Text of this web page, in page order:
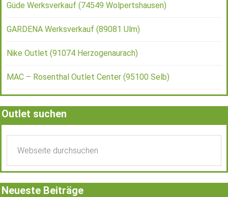
Güde Werksverkauf (74549 Wolpertshausen)
GARDENA Werksverkauf (89081 Ulm)
Nike Outlet (91074 Herzogenaurach)
MAC – Rosenthal Outlet Center (95100 Selb)
Outlet suchen
Neueste Beiträge